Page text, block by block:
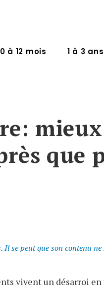
0 à 12 mois 1 à 3 ans
que
Il se peut que son contenu
vivent un désarroi